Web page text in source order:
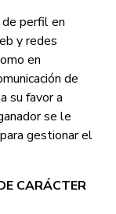
de perfil en
y redes
en
de
su favor a
se le
gestionar el
CARÁCTER